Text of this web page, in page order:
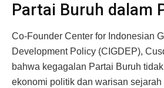
Partai Buruh dalam
Co-Founder Center for Indonesian
Development Policy (CIGDEP),
bahwa kegagalan Partai Buruh
ekonomi politik dan warisan sejarah